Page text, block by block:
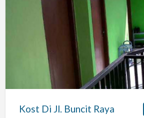
Kost Di Jl. Buncit Raya